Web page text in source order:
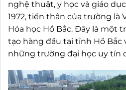
nghệ thuật, y học và giáo
1972, tiền thân của trường là
Hóa học Hồ Bắc. Đây là một
tạo hàng đầu tại tỉnh Hồ Bắc
những trường đại học uy tín